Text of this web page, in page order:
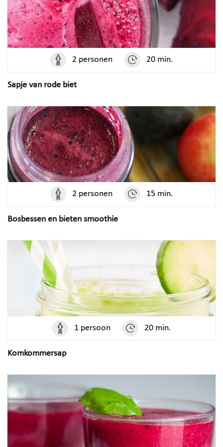
2 personen 20 min.
Sapje van rode biet
2 personen 15 min.
Bosbessen en bieten smoothie
1 persoon 20 min.
Komkommersap